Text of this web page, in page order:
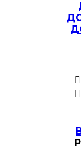

